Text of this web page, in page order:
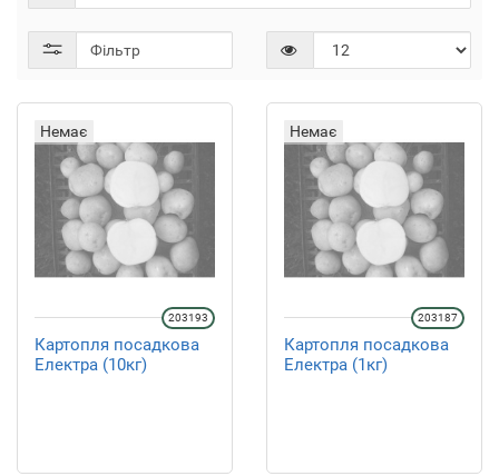
Фільтр
Немає
Картопля посадкова
Електра (10кг)
203193
Немає
Картопля посадкова
Електра (1кг)
203187